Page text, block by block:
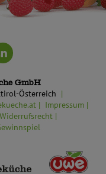
GmbH
Österreich
Impressum
Widerrufsrecht